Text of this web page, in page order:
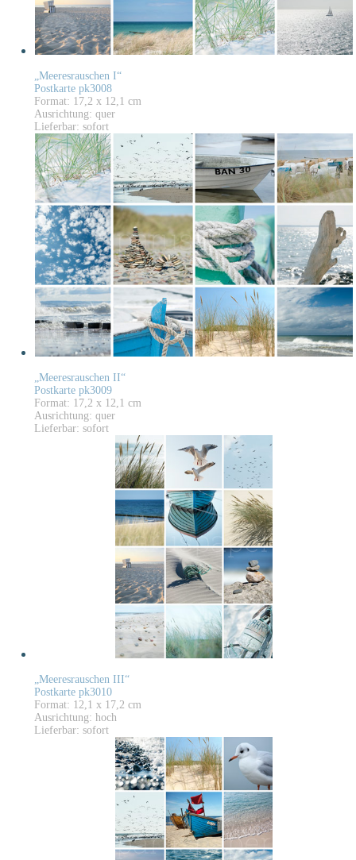
„Meeresrauschen I“
Postkarte pk3008
Format: 17,2 x 12,1 cm
Ausrichtung: quer
Lieferbar: sofort
„Meeresrauschen II“
Postkarte pk3009
Format: 17,2 x 12,1 cm
Ausrichtung: quer
Lieferbar: sofort
„Meeresrauschen III“
Postkarte pk3010
Format: 12,1 x 17,2 cm
Ausrichtung: hoch
Lieferbar: sofort